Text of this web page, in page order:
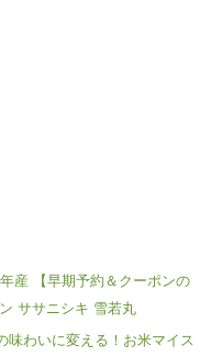
産 【早期予約＆クーポンの
ササニシキ 雪若丸
味わいに変える！お米マイス